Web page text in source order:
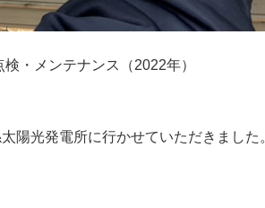
検・メンテナンス（2022年）
陽光発電所に行かせていただきました